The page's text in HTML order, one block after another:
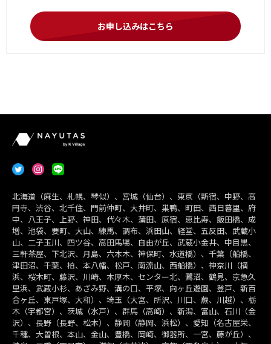
お申し込みはこちら
北海道（麻生、札幌、琴似）、宮城（仙台）、東京（新宿、中野、高
円寺、渋谷、北千住、門前仲町、大井町、巣鴨、町田、西日暮里、府
中、八王子、上野、神田、代々木、蒲田、原宿、恵比寿、飯田橋、成
増、池袋、要町、大山、練馬、調布、浜田山、経堂、五反田、武蔵小
山、二子玉川、四ツ谷、高田馬場、自由が丘、武蔵小金井、中目黒、
三軒茶屋、下北沢、月島、六本木、神保町、水道橋）、千葉（船橋、
津田沼、千葉、柏、本八幡、松戸、南流山、西船橋）、神奈川（横
浜、桜木町、藤沢、川崎、本厚木、センター北、鷺沼、鶴見、京急久
里浜、武蔵小杉、あざみ野、溝の口、平塚、向ヶ丘遊園、登戸、新百
合ヶ丘、東戸塚、大和）、埼玉（大宮、所沢、川口、蕨、川越）、栃
木（宇都宮）、茨城（水戸）、群馬（高崎）、新潟、富山、石川（金
沢）、長野（長野、松本）、静岡（静岡、浜松）、愛知（名古屋栄、
千種、大曽根、本山、金山、豊橋、岡崎、御器所、一宮、藤が丘）、